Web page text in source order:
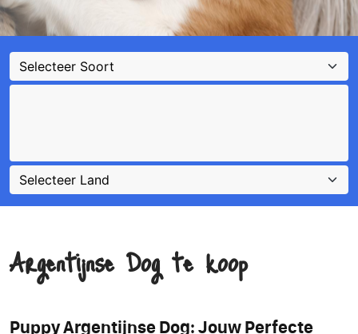
Argentijnse Dog te koop
Puppy Argentijnse Dog: Jouw Perfecte